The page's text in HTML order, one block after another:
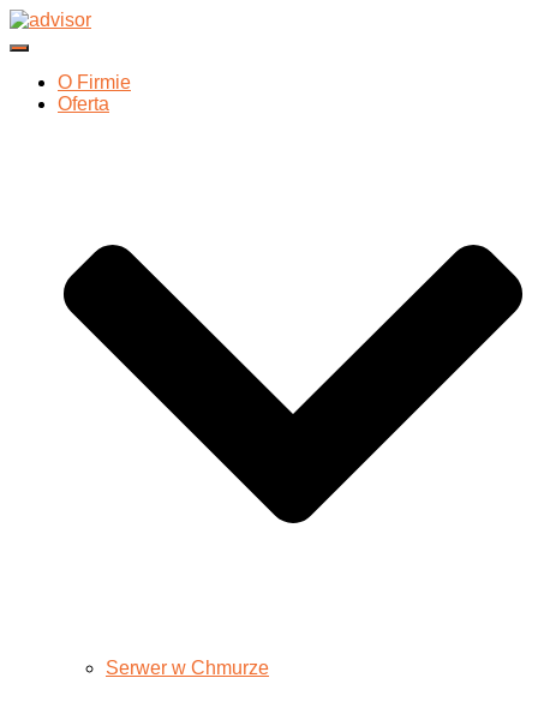
Przełącz Nawigację
O Firmie
Oferta
Serwer w Chmurze